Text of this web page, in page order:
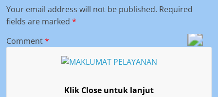
Your email address will not be published. Required
fields are marked*
Comment*
Klik Close untuk lanjut